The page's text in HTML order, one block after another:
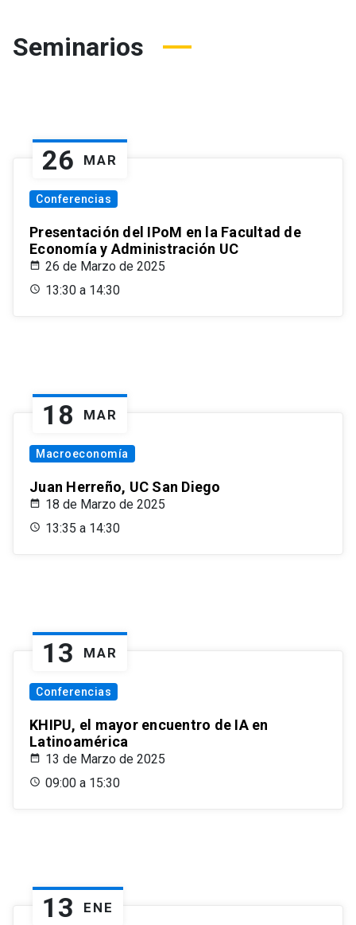
Seminarios
26 MAR
Conferencias
Presentación del IPoM en la Facultad de
Economía y Administración UC
26 de Marzo de 2025
13:30 a 14:30
18 MAR
Macroeconomía
Juan Herreño, UC San Diego
18 de Marzo de 2025
13:35 a 14:30
13 MAR
Conferencias
KHIPU, el mayor encuentro de IA en
Latinoamérica
13 de Marzo de 2025
09:00 a 15:30
13 ENE